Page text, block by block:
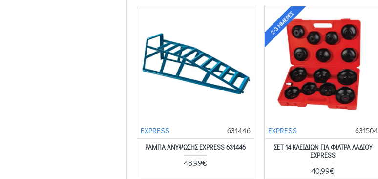
EXPRESS 631446
ΡΑΜΠΑ ΑΝΥΨΩΣΗΣ EXPRESS 631446
48,99€
2-3 ΗΜΈΡΕΣ
EXPRESS 631504
ΣΕΤ 14 ΚΛΕΙΔΙΩΝ ΓΙΑ ΦΙΛΤΡΑ ΛΑΔΙΟΥ
EXPRESS
40,99€